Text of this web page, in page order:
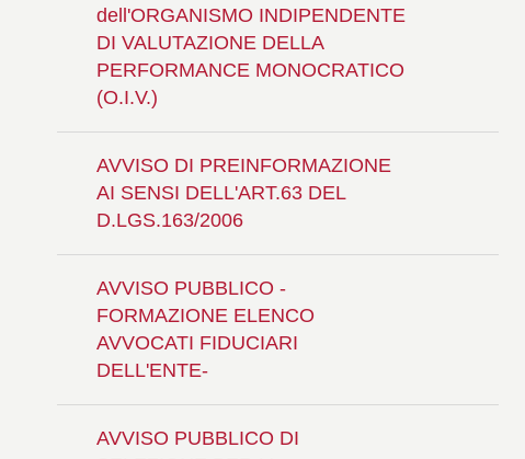
dell'ORGANISMO INDIPENDENTE
DI VALUTAZIONE DELLA
PERFORMANCE MONOCRATICO
(O.I.V.)
AVVISO DI PREINFORMAZIONE
AI SENSI DELL'ART.63 DEL
D.LGS.163/2006
AVVISO PUBBLICO -
FORMAZIONE ELENCO
AVVOCATI FIDUCIARI
DELL'ENTE-
AVVISO PUBBLICO DI